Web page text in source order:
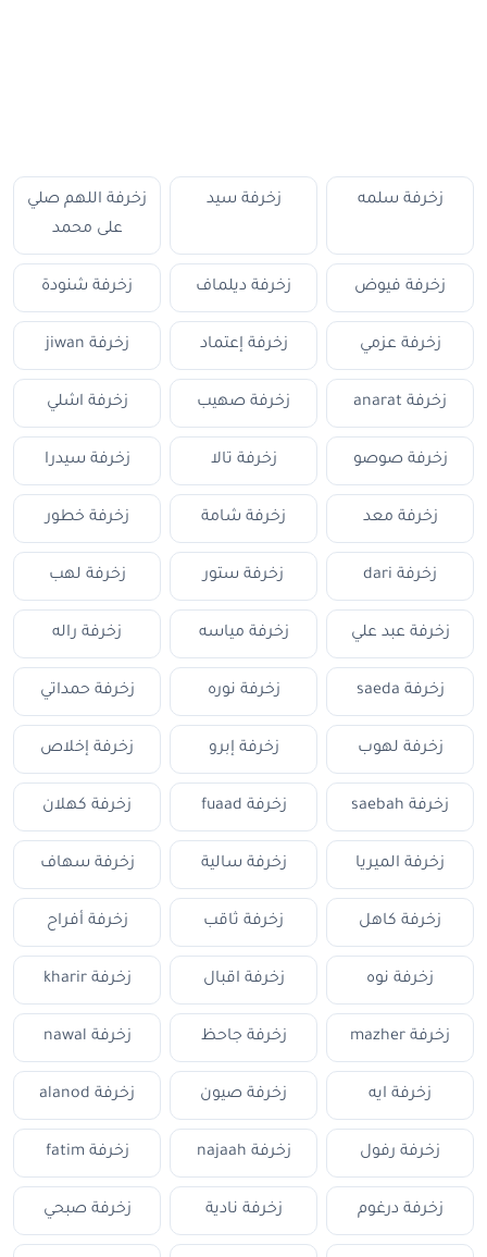
زخرفة سلمه زخرفة سيد
زخرفة اللهم صلي
على محمد
زخرفة فيوض زخرفة ديلماف زخرفة شنودة
زخرفة عزمي زخرفة إعتماد زخرفة jiwan
زخرفة anarat زخرفة صهيب زخرفة اشلي
زخرفة صوصو زخرفة تالا زخرفة سيدرا
زخرفة معد زخرفة شامة زخرفة خطور
زخرفة dari زخرفة ستور زخرفة لهب
زخرفة عبد علي زخرفة مياسه زخرفة راله
زخرفة saeda زخرفة نوره زخرفة حمداتي
زخرفة لهوب زخرفة إبرو زخرفة إخلاص
زخرفة saebah زخرفة fuaad زخرفة كهلان
زخرفة الميريا زخرفة سالية زخرفة سهاف
زخرفة كاهل زخرفة ثاقب زخرفة أفراح
زخرفة نوه زخرفة اقبال زخرفة kharir
زخرفة mazher زخرفة جاحظ زخرفة nawal
زخرفة ايه زخرفة صيون زخرفة alanod
زخرفة رفول زخرفة najaah زخرفة fatim
زخرفة درغوم زخرفة نادية زخرفة صبحي